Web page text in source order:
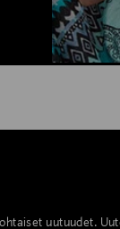
uutuudet.